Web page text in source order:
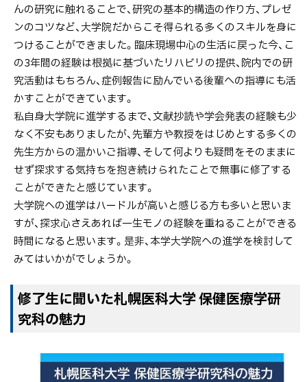
んの研究に触れることで、研究の基本的構造の作り方、プレゼ
ンのコツなど、大学院だからこそ得られる多くのスキルを身に
つけることができました。臨床現場中心の生活に戻った今、こ
の3年間の経験は根拠に基づいたリハビリの提供、院内での研
究活動はもちろん、症例報告に励んでいる後輩への指導にも活
かすことができています。
私自身大学院に進学するまで、文献抄読や学会発表の経験も少
なく不安もありましたが、先輩方や教授をはじめとする多くの
先生方からの温かいご指導、そして何よりも疑問をそのままに
せず探求する気持ちを抱き続けられたことで無事に修了する
ことができたと感じています。
大学院への進学はハードルが高いと感じる方も多いと思いま
すが、探求心さえあれば一生モノの経験を重ねることができる
時間になると思います。是非、本学大学院への進学を検討して
みてはいかがでしょうか。
修了生に聞いた札幌医科大学 保健医療学研
究科の魅力